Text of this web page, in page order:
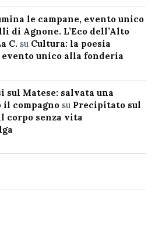
le campane, evento unico
di Agnone. L’Eco dell’Alto
C. su Cultura: la poesia
unico alla fonderia
Matese: salvata una
il compagno su Precipitato sul
corpo senza vita